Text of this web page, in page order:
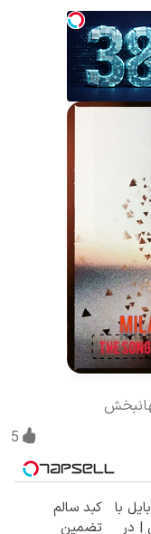
5
با
| در
کبد سالم
تضمین